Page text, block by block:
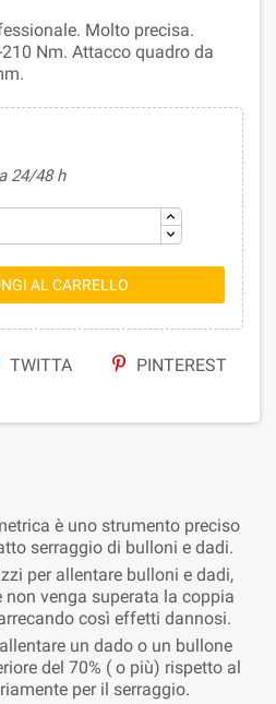
Molto precisa.
Nm. Attacco quadro da
24/48 h
AL CARRELLO
TWITTA PINTEREST
è uno strumento preciso
serraggio di bulloni e dadi.
per allentare bulloni e dadi,
venga superata la coppia
così effetti dannosi.
un dado o un bullone
del 70% ( o più) rispetto al
per il serraggio.